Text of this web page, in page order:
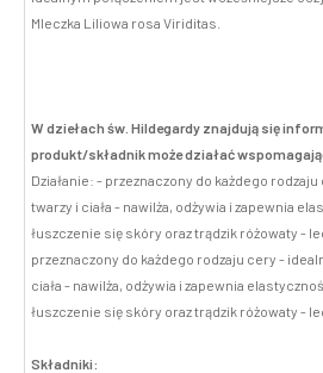
Mleczka Liliowa rosa Viriditas.
W dziełach św. Hildegardy znajdują się
produkt/składnik może działać
Działanie: - przeznaczony do każdego
twarzy i ciała - nawilża, odżywia i zapewnia
łuszczenie się skóry oraz trądzik różowaty -
przeznaczony do każdego rodzaju cery -
ciała - nawilża, odżywia i zapewnia
łuszczenie się skóry oraz trądzik różowaty -
Składniki: